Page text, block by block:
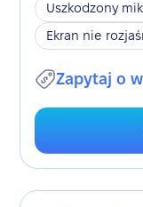
Uszkodzony
Ekran nie
Zapytaj o